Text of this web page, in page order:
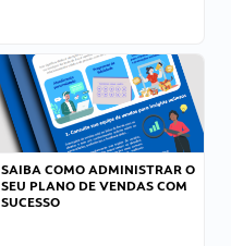
SAIBA COMO ADMINISTRAR O
SEU PLANO DE VENDAS COM
SUCESSO